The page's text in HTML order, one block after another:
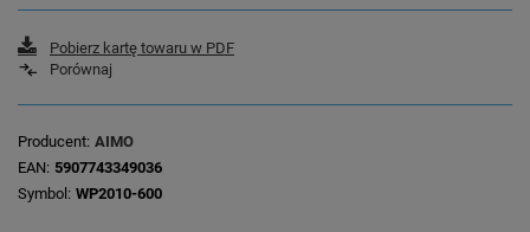
Pobierz kartę towaru w PDF
Porównaj
Producent AIMO
EAN 5907743349036
Symbol WP2010-600